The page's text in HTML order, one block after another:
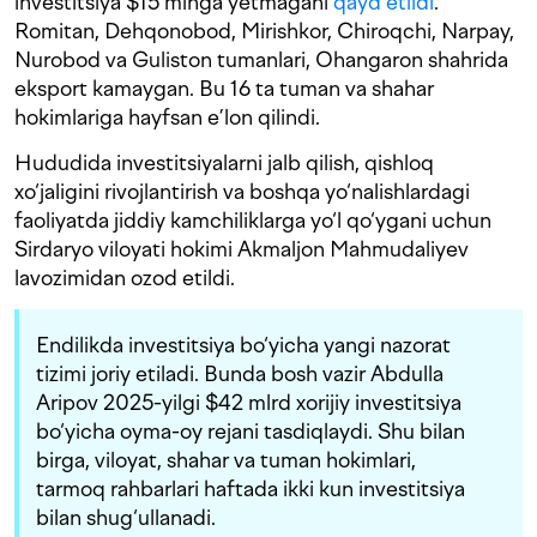
Romitan, Dehqonobod, Mirishkor, Chiroqchi, Narpay,
Nurobod va Guliston tumanlari, Ohangaron shahrida
eksport kamaygan. Bu 16 ta tuman va shahar
hokimlariga hayfsan e’lon qilindi.
Hududida investitsiyalarni jalb qilish, qishloq
xo‘jaligini rivojlantirish va boshqa yo‘nalishlardagi
faoliyatda jiddiy kamchiliklarga yo‘l qo‘ygani uchun
Sirdaryo viloyati hokimi Akmaljon Mahmudaliyev
lavozimidan ozod etildi.
Endilikda investitsiya bo‘yicha yangi nazorat
tizimi joriy etiladi. Bunda bosh vazir Abdulla
Aripov 2025-yilgi $42 mlrd xorijiy investitsiya
bo‘yicha oyma-oy rejani tasdiqlaydi. Shu bilan
birga, viloyat, shahar va tuman hokimlari,
tarmoq rahbarlari haftada ikki kun investitsiya
bilan shug‘ullanadi.